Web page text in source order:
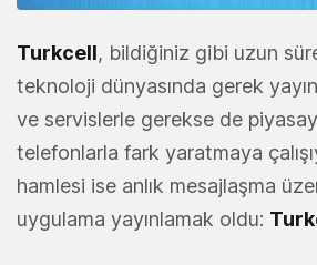
Turkcell, bildiğiniz gibi uzun
teknoloji dünyasında gerek
ve servislerle gerekse de
telefonlarla fark yaratmaya
hamlesi ise anlık mesajlaşma
uygulama yayınlamak oldu: